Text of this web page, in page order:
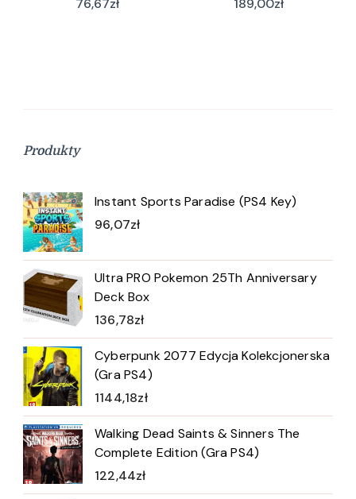
Produkty
Instant Sports Paradise (PS4 Key)
96,07zł
Ultra PRO Pokemon 25Th Anniversary
Deck Box
136,78zł
Cyberpunk 2077 Edycja Kolekcjonerska
(Gra PS4)
1144,18zł
Walking Dead Saints & Sinners The
Complete Edition (Gra PS4)
122,44zł